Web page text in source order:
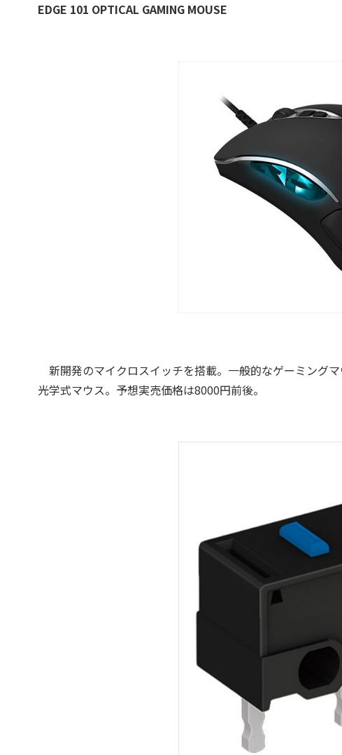
EDGE 101 OPTICAL GAMING MOUSE
新開発のマイクロスイッチを搭載。一般的なゲーミング
光学式マウス。予想実売価格は8000円前後。